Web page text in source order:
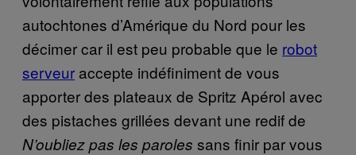
autochtones d’Amérique du Nord pour les
décimer car il est peu probable que le robot
serveur accepte indéfiniment de vous
apporter des plateaux de Spritz Apérol avec
des pistaches grillées devant une redif de
N’oubliez pas les paroles sans finir par vous